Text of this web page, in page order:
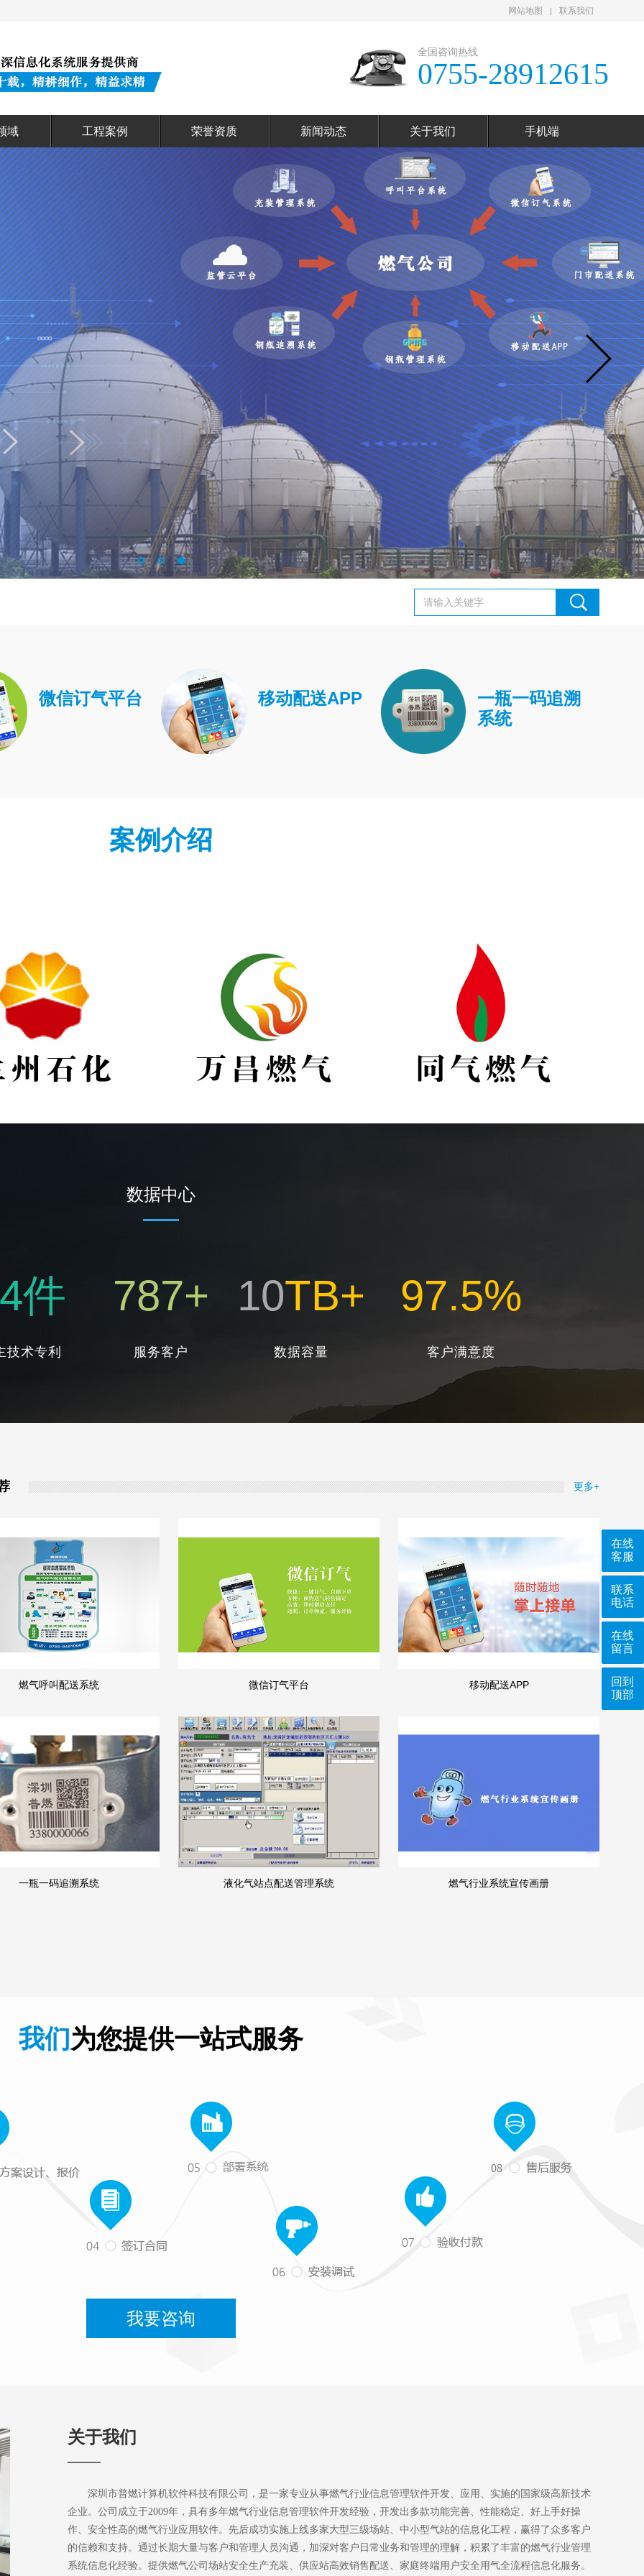
网站地图 联系我们
全国咨询热线
0755-28912615
域 工程案例 荣誉资质 新闻动态 关于我们 手机端
微信订气平台 移动配送APP
一瓶一码追溯
系统
案例介绍
万昌燃气 同气燃气
数据中心
件
技术专利
800+
服务客户
10TB+
数据容量
99.5%
客户满意度
更多+
燃气呼叫配送系统 微信订气平台 移动配送APP
一瓶一码追溯系统 液化气站点配送管理系统 燃气行业系统宣传画册
我们 为您提供一站式服务
我要咨询
关于我们
深圳市普燃计算机软件科技有限公司，是一家专业从事燃气行业信息管理软件开发、应用、实施的国家级高新技术
企业。 公司成立于2009年，具有多年燃气行业信息管理软件开发经验，开发出多款功能完善、性能稳定、好上手好操
作、安全性高的燃气行业应用软件。先后成功实施上线多家大型三级场站、中小型气站的信息化工程，赢得了众多客户
的信赖和支持。 通过长期大量与客户和管理人员沟通，加深对客户日常业务和管理的理解，积累了丰富的燃气行业管理
系统信息化经验。提供燃气公司场站安全生产充装、供应站高效销售配送、家庭终端用户安全用气全流程信息化服务。
在线
客服
联系
电话
在线
留言
回到
顶部